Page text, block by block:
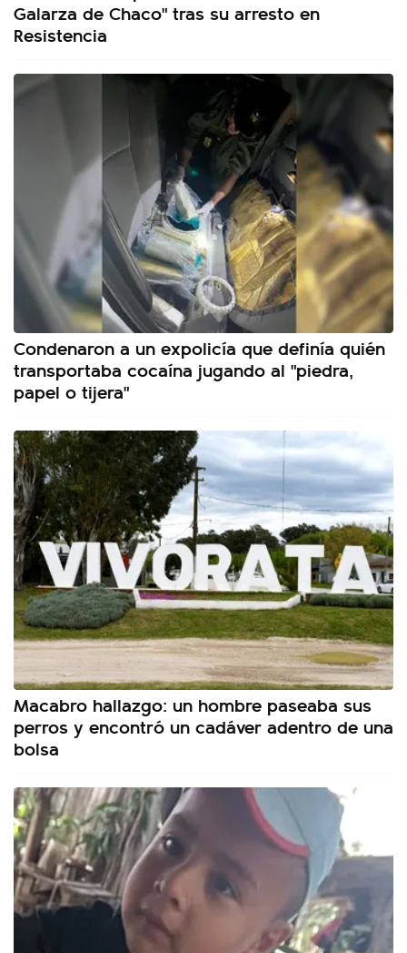
Galarza de Chaco" tras su arresto en
Resistencia
Condenaron a un expolicía que definía quién
transportaba cocaína jugando al "piedra,
papel o tijera"
Macabro hallazgo: un hombre paseaba sus
perros y encontró un cadáver adentro de una
bolsa